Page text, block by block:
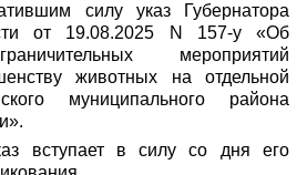
силу указ Губернатора
от 19.08.2025 N 157-у «Об
мероприятий
животных на отдельной
муниципального района
вступает в силу со дня его